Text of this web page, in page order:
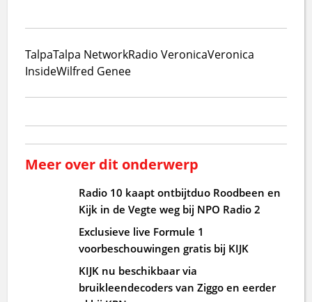
TalpaTalpa NetworkRadio VeronicaVeronica
InsideWilfred Genee
Meer over dit onderwerp
Radio 10 kaapt ontbijtduo Roodbeen en
Kijk in de Vegte weg bij NPO Radio 2
Exclusieve live Formule 1
voorbeschouwingen gratis bij KIJK
KIJK nu beschikbaar via
bruikleendecoders van Ziggo en eerder